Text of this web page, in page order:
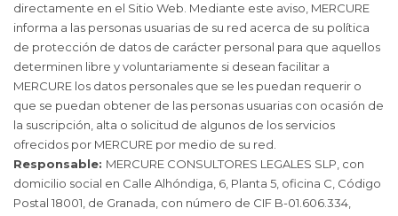
directamente en el Sitio Web. Mediante este aviso, MERCURE
informa a las personas usuarias de su red acerca de su política
de protección de datos de carácter personal para que aquellos
determinen libre y voluntariamente si desean facilitar a
MERCURE los datos personales que se les puedan requerir o
que se puedan obtener de las personas usuarias con ocasión de
la suscripción, alta o solicitud de algunos de los servicios
ofrecidos por MERCURE por medio de su red.
Responsable: MERCURE CONSULTORES LEGALES SLP, con
domicilio social en Calle Alhóndiga, 6, Planta 5, oficina C, Código
Postal 18001, de Granada, con número de CIF B-01.606.334,